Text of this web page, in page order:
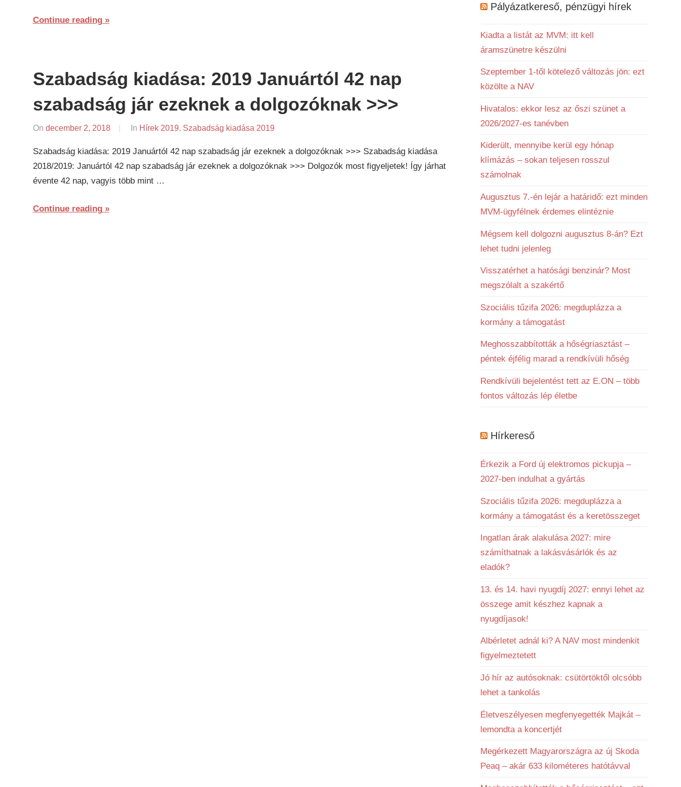
Continue reading
Szabadság kiadása: 2019 Januártól 42 nap
szabadság jár ezeknek a dolgozóknak >>>
On december 2, 2018
By
In Hírek 2019, Szabadság kiadása 2019
Szabadság kiadása: 2019 Januártól 42 nap szabadság jár ezeknek a dolgozóknak >>> Szabadság kiadása
2018/2019: Januártól 42 nap szabadság jár ezeknek a dolgozóknak >>> Dolgozók most figyeljetek! Így járhat
évente 42 nap, vagyis több mint …
Continue reading
Pályázatkereső, pénzügyi hírek
Kiadta a listát az MVM: itt kell
áramszünetre készülni
Szeptember 1-től kötelező változás jön: ezt
közölte a NAV
Hivatalos: ekkor lesz az őszi szünet a
2026/2027-es tanévben
Kiderült, mennyibe kerül egy hónap
klímázás – sokan teljesen rosszul
számolnak
Augusztus 7.-én lejár a határidő: ezt minden
MVM-ügyfélnek érdemes elintéznie
Mégsem kell dolgozni augusztus 8-án? Ezt
lehet tudni jelenleg
Visszatérhet a hatósági benzinár? Most
megszólalt a szakértő
Szociális tűzifa 2026: megduplázza a
kormány a támogatást
Meghosszabbították a hőségriasztást –
péntek éjfélig marad a rendkívüli hőség
Rendkívüli bejelentést tett az E.ON – több
fontos változás lép életbe
Hírkereső
Érkezik a Ford új elektromos pickupja –
2027-ben indulhat a gyártás
Szociális tűzifa 2026: megduplázza a
kormány a támogatást és a keretösszeget
Ingatlan árak alakulása 2027: mire
számíthatnak a lakásvásárlók és az
eladók?
13. és 14. havi nyugdíj 2027: ennyi lehet az
összege amit készhez kapnak a
nyugdíjasok!
Albérletet adnál ki? A NAV most mindenkit
figyelmeztetett
Jó hír az autósoknak: csütörtöktől olcsóbb
lehet a tankolás
Életveszélyesen megfenyegették Majkát –
lemondta a koncertjét
Megérkezett Magyarországra az új Skoda
Peaq – akár 633 kilométeres hatótávval